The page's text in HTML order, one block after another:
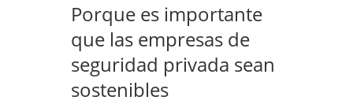
Porque es importante
que las empresas de
seguridad privada sean
sostenibles